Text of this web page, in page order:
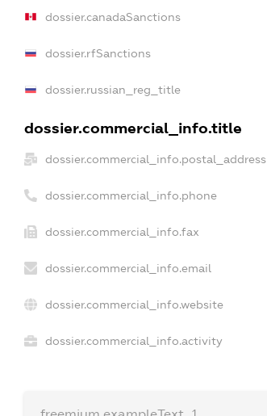
dossier.canadaSanctions
dossier.rfSanctions
dossier.russian_reg_title
dossier.commercial_info.title
dossier.commercial_info.postal_address
dossier.commercial_info.phone
dossier.commercial_info.fax
dossier.commercial_info.email
dossier.commercial_info.website
dossier.commercial_info.activity